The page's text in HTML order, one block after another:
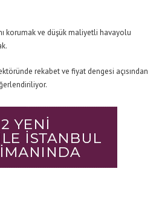
korumak ve düşük maliyetli havayolu
rekabet ve fiyat dengesi açısından